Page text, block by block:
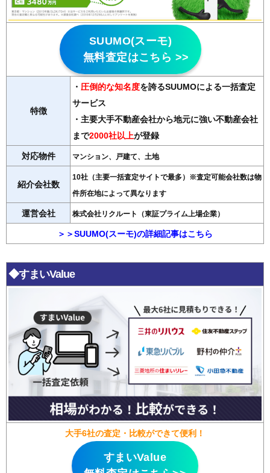
SUUMO(スーモ)
無料査定はこちら >>
特徴
・ 圧倒的な知名度を誇るSUUMOによる一括査定
サービス
・主要大手不動産会社から地元に強い不動産会社
まで2000社以上が登録
対応物件 マンション、戸建て、土地
紹介会社数
10社（主要一括査定サイトで最多）※査定可能会社数は物
件所在地によって異なります
運営会社 株式会社リクルート（東証プライム上場企業）
＞＞SUUMO(スーモ)の詳細記事はこちら
◆すまいValue
大手6社の査定・比較ができて便利！
すまいValue